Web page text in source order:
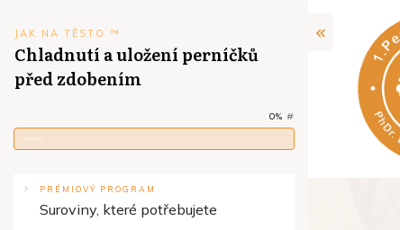
JAK NA TĚSTO ™
Chladnutí a uložení perníčků
před zdobením
0% #
PRÉMIOVÝ PROGRAM
Suroviny, které potřebujete